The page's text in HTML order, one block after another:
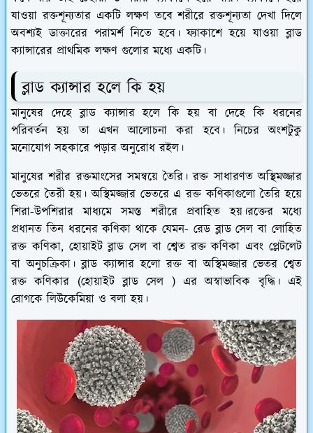
যাওয়া রক্তশূন্যতার একটি লক্ষণ তবে শরীরে রক্তশূন্যতা দেখা দিলে
অবশ্যই ডাক্তারের পরামর্শ নিতে হবে। ফ্যাকাশে হয়ে যাওয়া ব্লাড
ক্যান্সারের প্রাথমিক লক্ষণ গুলোর মধ্যে একটি।
ব্লাড ক্যান্সার হলে কি হয়
মানুষের দেহে ব্লাড ক্যান্সার হলে কি হয় বা দেহে কি ধরনের
পরিবর্তন হয় তা এখন আলোচনা করা হবে। নিচের অংশটুকু
মনোযোগ সহকারে পড়ার অনুরোধ রইল।
মানুষের শরীর রক্তমাংসের সমন্বয়ে তৈরি। রক্ত সাধারণত অস্থিমজ্জার
ভেতরে তৈরী হয়। অস্থিমজ্জার ভেতরে এ রক্ত কণিকাগুলো তৈরি হয়ে
শিরা-উপশিরার মাধ্যমে সমস্ত শরীরে প্রবাহিত হয়।রক্তের মধ্যে
প্রধানত তিন ধরনের কণিকা থাকে যেমন- রেড ব্লাড সেল বা লোহিত
রক্ত কণিকা, হোয়াইট ব্লাড সেল বা শ্বেত রক্ত কণিকা এবং প্লেটলেট
বা অনুচক্রিকা। ব্লাড ক্যান্সার হলো রক্ত বা অস্থিমজ্জার ভেতর শ্বেত
রক্ত কণিকার (হোয়াইট ব্লাড সেল ) এর অস্বাভাবিক বৃদ্ধি। এই
রোগকে লিউকেমিয়া ও বলা হয়।